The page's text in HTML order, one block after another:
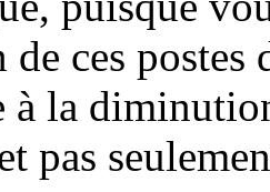
ces postes
à la
pas